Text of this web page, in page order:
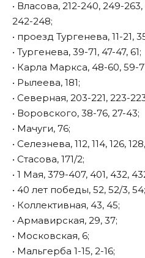
• Власова, 212-240, 249-
242-248;
• проезд Тургенева, 11-21,
• Тургенева, 39-71, 47-47, 61;
• Карла Маркса, 48-60, 59-
• Рылеева, 181;
• Северная, 203-221, 223-
• Воровского, 38-76, 27-43;
• Мачуги, 76;
• Селезнева, 112, 114, 126,
• Стасова, 171/2;
• 1 Мая, 379-407, 401, 432,
• 40 лет победы, 52, 52/3, 54;
• Коллективная, 43, 45;
• Армавирская, 29, 37;
• Московская, 6;
• Мальгерба 1-15, 2-16;